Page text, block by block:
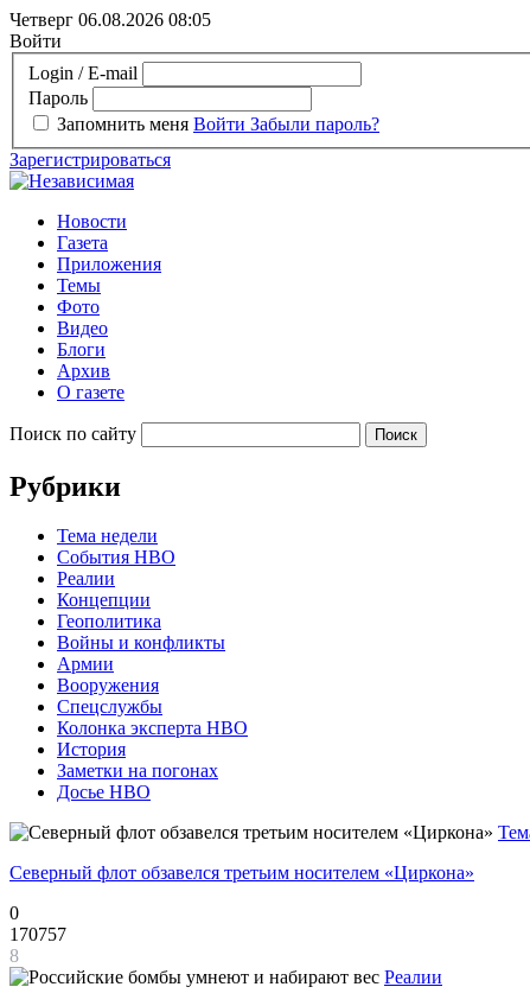
Четверг 06.08.2026 08:05
Войти
Login / E-mail
Пароль
Запомнить меня Войти Забыли пароль?
Зарегистрироваться
Новости
Газета
Приложения
Темы
Фото
Видео
Блоги
Архив
О газете
Поиск по сайту
Рубрики
Тема недели
События НВО
Реалии
Концепции
Геополитика
Войны и конфликты
Армии
Вооружения
Спецслужбы
Колонка эксперта НВО
История
Заметки на погонах
Досье НВО
Северный флот обзавелся третьим носителем «Циркона»
0
170757
8
Реалии